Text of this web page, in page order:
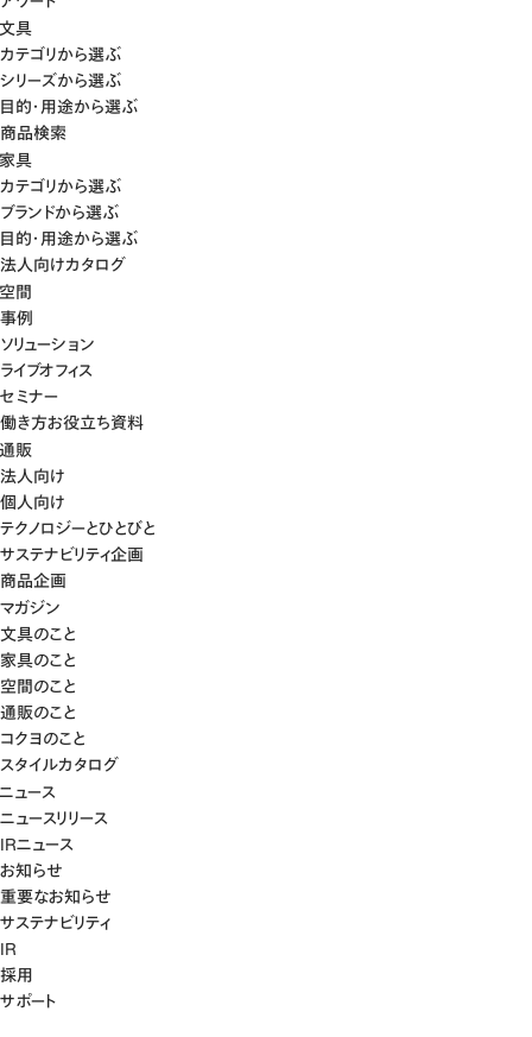
文具
カテゴリから選ぶ
シリーズから選ぶ
目的・用途から選ぶ
商品検索
家具
カテゴリから選ぶ
ブランドから選ぶ
目的・用途から選ぶ
法人向けカタログ
空間
事例
ソリューション
ライブオフィス
セミナー
働き方お役立ち資料
通販
法人向け
個人向け
テクノロジーとひとびと
サステナビリティ企画
商品企画
マガジン
文具のこと
家具のこと
空間のこと
通販のこと
コクヨのこと
スタイルカタログ
ニュース
ニュースリリース
IRニュース
お知らせ
重要なお知らせ
サステナビリティ
IR
採用
サポート